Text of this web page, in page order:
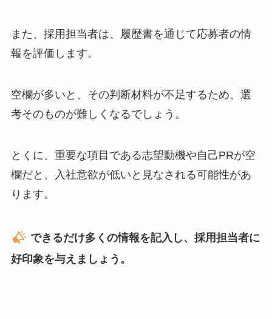
また、採用担当者は、履歴書を通じて応募者の情
報を評価します。
空欄が多いと、その判断材料が不足するため、選
考そのものが難しくなるでしょう。
とくに、重要な項目である志望動機や自己PRが空
欄だと、入社意欲が低いと見なされる可能性があ
ります。
できるだけ多くの情報を記入し、採用担当者に
好印象を与えましょう。